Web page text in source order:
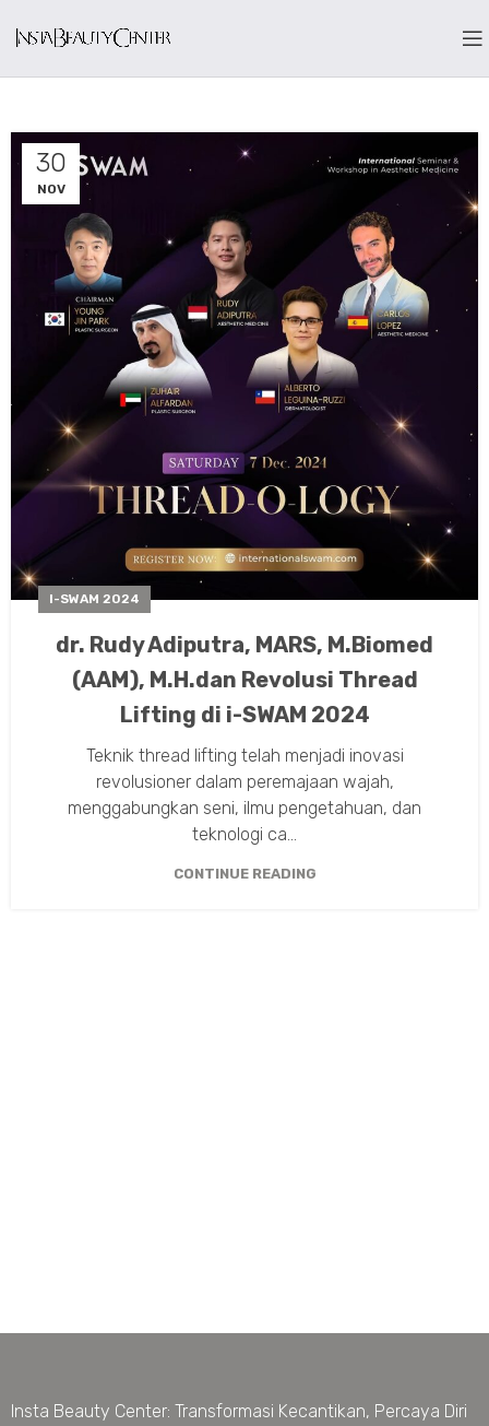
30
NOV
I-SWAM 2024
dr. Rudy Adiputra, MARS, M.Biomed
(AAM), M.H.dan Revolusi Thread
Lifting di i-SWAM 2024
Teknik thread lifting telah menjadi inovasi
revolusioner dalam peremajaan wajah,
menggabungkan seni, ilmu pengetahuan, dan
teknologi ca...
CONTINUE READING
Insta Beauty Center: Transformasi Kecantikan, Percaya Diri